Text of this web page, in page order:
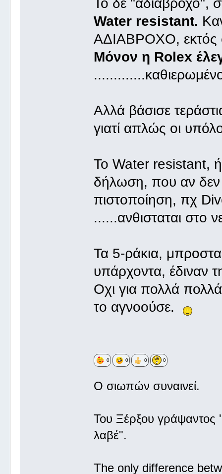
Το δε "αδιάβροχο",
Water resistant.
ΑΔΙΑΒΡΟΧΟ, εκτός
Μόνον η Rolex
Αλλά βάσισε
γιατί απλώς οι
Το Water resistant,
δήλωση, που αν δεν
πιστοποίηση, πχ
......ανθισταται στο
Τα 5-ράκια,
υπάρχοντα, έδιναν
Οχι για πολλά
το αγνοούσε.
0 0 0 0
Ο σιωπών συναινεί.
Του Ξέρξου
λαβέ".
The only difference